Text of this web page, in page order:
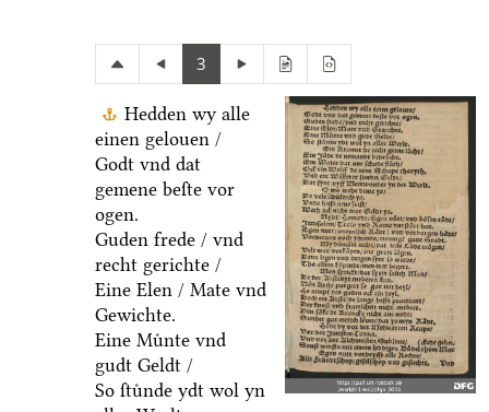
3
Hedden wy alle
einen gelouen /
Godt vnd dat
gemene beſte vor
ogen.
Guden frede / vnd
recht gerichte /
Eine Elen / Mate vnd
Gewichte.
Eine Muͤnte vnd
gudt Geldt /
So ſtuͤnde ydt wol yn